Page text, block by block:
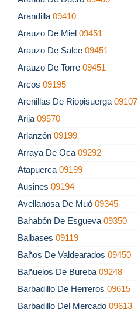
Arandilla 09410
Arauzo De Miel 09451
Arauzo De Salce 09451
Arauzo De Torre 09451
Arcos 09195
Arenillas De Riopisuerga 09107
Arija 09570
Arlanzón 09199
Arraya De Oca 09292
Atapuerca 09199
Ausines 09194
Avellanosa De Muó 09345
Bahabón De Esgueva 09350
Balbases 09119
Baños De Valdearados 09450
Bañuelos De Bureba 09248
Barbadillo De Herreros 09615
Barbadillo Del Mercado 09613